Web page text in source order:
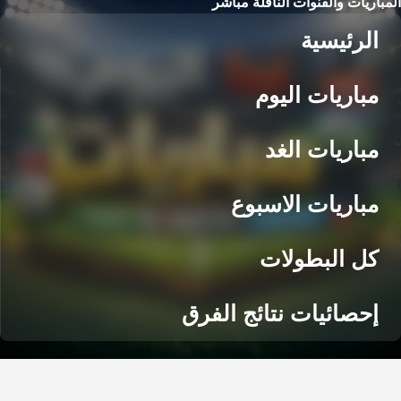
الرئيسية
مباريات اليوم
مباريات الغد
مباريات الاسبوع
كل البطولات
إحصائيات نتائج الفرق